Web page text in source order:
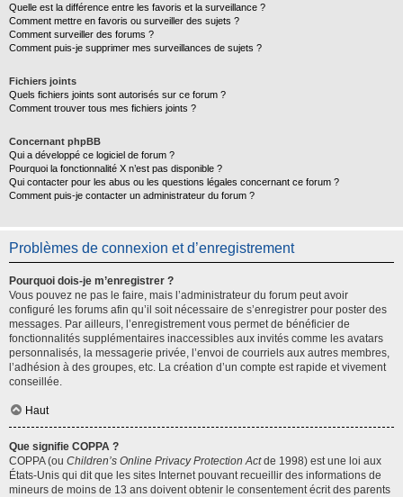
Quelle est la différence entre les favoris et la surveillance ?
Comment mettre en favoris ou surveiller des sujets ?
Comment surveiller des forums ?
Comment puis-je supprimer mes surveillances de sujets ?
Fichiers joints
Quels fichiers joints sont autorisés sur ce forum ?
Comment trouver tous mes fichiers joints ?
Concernant phpBB
Qui a développé ce logiciel de forum ?
Pourquoi la fonctionnalité X n’est pas disponible ?
Qui contacter pour les abus ou les questions légales concernant ce forum ?
Comment puis-je contacter un administrateur du forum ?
Problèmes de connexion et d’enregistrement
Pourquoi dois-je m’enregistrer ?
Vous pouvez ne pas le faire, mais l’administrateur du forum peut avoir
configuré les forums afin qu’il soit nécessaire de s’enregistrer pour poster des
messages. Par ailleurs, l’enregistrement vous permet de bénéficier de
fonctionnalités supplémentaires inaccessibles aux invités comme les avatars
personnalisés, la messagerie privée, l’envoi de courriels aux autres membres,
l’adhésion à des groupes, etc. La création d’un compte est rapide et vivement
conseillée.
Haut
Que signifie COPPA ?
COPPA (ou Children’s Online Privacy Protection Actde 1998) est une loi aux
États-Unis qui dit que les sites Internet pouvant recueillir des informations de
mineurs de moins de 13 ans doivent obtenir le consentement écrit des parents